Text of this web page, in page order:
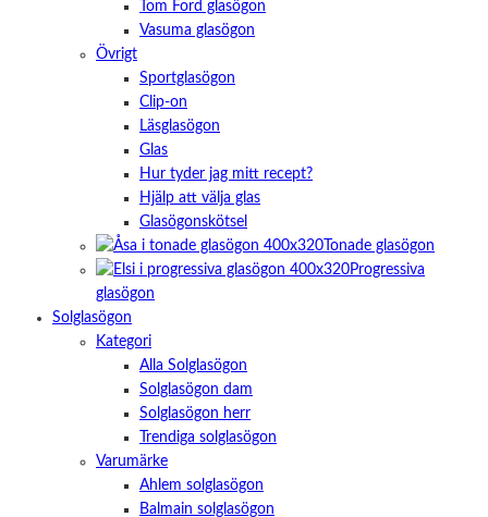
Tom Ford glasögon
Vasuma glasögon
Övrigt
Sportglasögon
Clip-on
Läsglasögon
Glas
Hur tyder jag mitt recept?
Hjälp att välja glas
Glasögonskötsel
Tonade glasögon
Progressiva
glasögon
Solglasögon
Kategori
Alla Solglasögon
Solglasögon dam
Solglasögon herr
Trendiga solglasögon
Varumärke
Ahlem solglasögon
Balmain solglasögon